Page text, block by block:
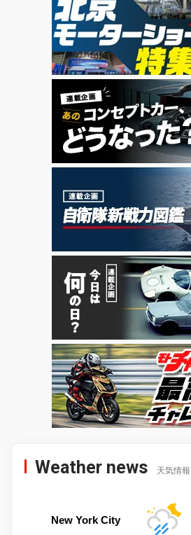
Weather news 天気情報
New York City